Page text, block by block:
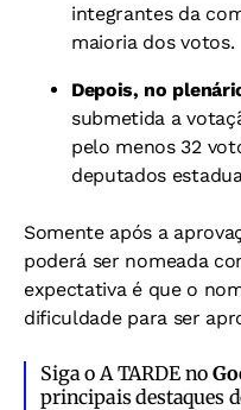
integrantes da
maioria dos votos.
Depois, no
submetida a
pelo menos 32
deputados
Somente após a
poderá ser nomeada
expectativa é que o
dificuldade para ser
Siga o A TARDE no
principais destaques